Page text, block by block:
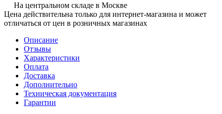
На центральном складе в Москве
Цена действительна только для интернет-магазина и может
отличаться от цен в розничных магазинах
Описание
Отзывы
Характеристики
Оплата
Доставка
Дополнительно
Техническая документация
Гарантии